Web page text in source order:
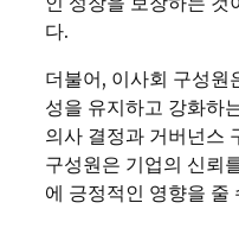
다.
더불어, 이사회 구성원
성을 유지하고 강화하
의사 결정과 거버넌스
구성원은 기업의 신뢰
에 긍정적인 영향을 줄